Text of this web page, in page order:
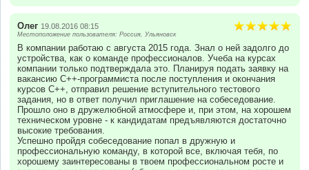
Олег 19.08.2016 08:15
Местоположение пользователя: Россия, Ульяновск
В компании работаю с августа 2015 года. Знал о ней задолго до
устройства, как о команде профессионалов. Учеба на курсах
компании только подтверждала это. Планируя подать заявку на
вакансию C++-программиста после поступления и окончания
курсов C++, отправил решение вступительного тестового
задания, но в ответ получил приглашение на собеседование.
Прошло оно в дружелюбной атмосфере и, при этом, на хорошем
техническом уровне - к кандидатам предъявляются достаточно
высокие требования.
Успешно пройдя собеседование попал в дружную и
профессиональную команду, в которой все, включая тебя, по
хорошему заинтересованы в твоем профессиональном росте и